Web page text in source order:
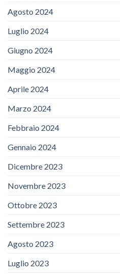
Agosto 2024
Luglio 2024
Giugno 2024
Maggio 2024
Aprile 2024
Marzo 2024
Febbraio 2024
Gennaio 2024
Dicembre 2023
Novembre 2023
Ottobre 2023
Settembre 2023
Agosto 2023
Luglio 2023